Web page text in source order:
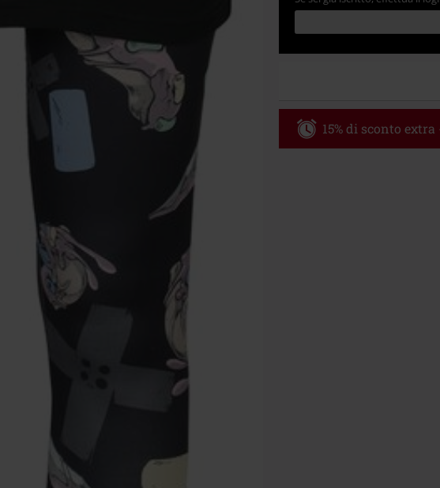
15% di sconto